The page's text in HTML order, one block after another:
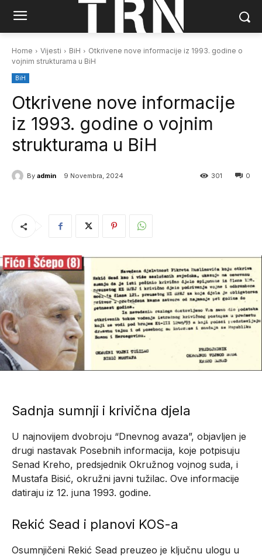
Home Vijesti BiH
Otkrivene nove informacije iz 1993. godine o
vojnim strukturama u BiH
BiH
Otkrivene nove informacije
iz 1993. godine o vojnim
strukturama u BiH
By admin 9 Novembra, 2024 0
301
Sadnja sumnji i krivična djela
U najnovijem dvobroju “Dnevnog avaza”, objavljen je
drugi nastavak Posebnih informacija, koje potpisuju
Senad Kreho, predsjednik Okružnog vojnog suda, i
Mustafa Bisić, okružni javni tužilac. Ove informacije
datiraju iz 12. juna 1993. godine.
Rekić Sead i planovi KOS-a
Osumnjičeni Rekić Sead preuzeo je ključnu ulogu u